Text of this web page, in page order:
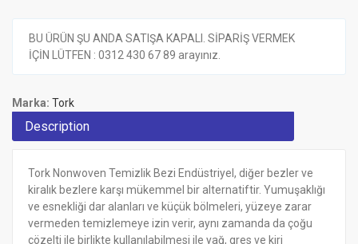
BU ÜRÜN ŞU ANDA SATIŞA KAPALI. SİPARİŞ VERMEK
İÇİN LÜTFEN : 0312 430 67 89 arayınız.
Marka: Tork
Description
Tork Nonwoven Temizlik Bezi Endüstriyel, diğer bezler ve
kiralık bezlere karşı mükemmel bir alternatiftir. Yumuşaklığı
ve esnekliği dar alanları ve küçük bölmeleri, yüzeye zarar
vermeden temizlemeye izin verir, aynı zamanda da çoğu
çözelti ile birlikte kullanılabilmesi ile yağ, gres ve kiri